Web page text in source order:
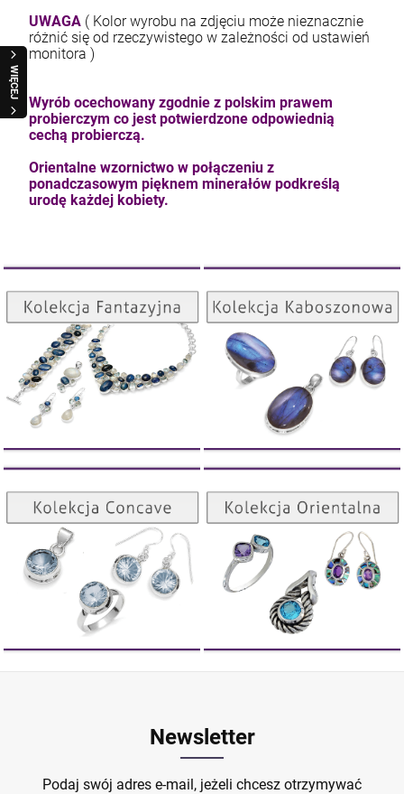
WIĘCEJ
UWAGA ( Kolor wyrobu na zdjęciu może nieznacznie
różnić się od rzeczywistego w zależności od ustawień
monitora )
Wyrób ocechowany zgodnie z polskim prawem
probierczym co jest potwierdzone odpowiednią
cechą probierczą.
Orientalne wzornictwo w połączeniu z
ponadczasowym pięknem minerałów podkreślą
urodę każdej kobiety.
Kolekcja Fantazyjna
ZOBACZ
Kolekcja Kaboszonowa
ZOBACZ
Kolekcja Concave
ZOBACZ
Kolekcja Orientalna
ZOBACZ
Newsletter
Podaj swój adres e-mail, jeżeli chcesz otrzymywać